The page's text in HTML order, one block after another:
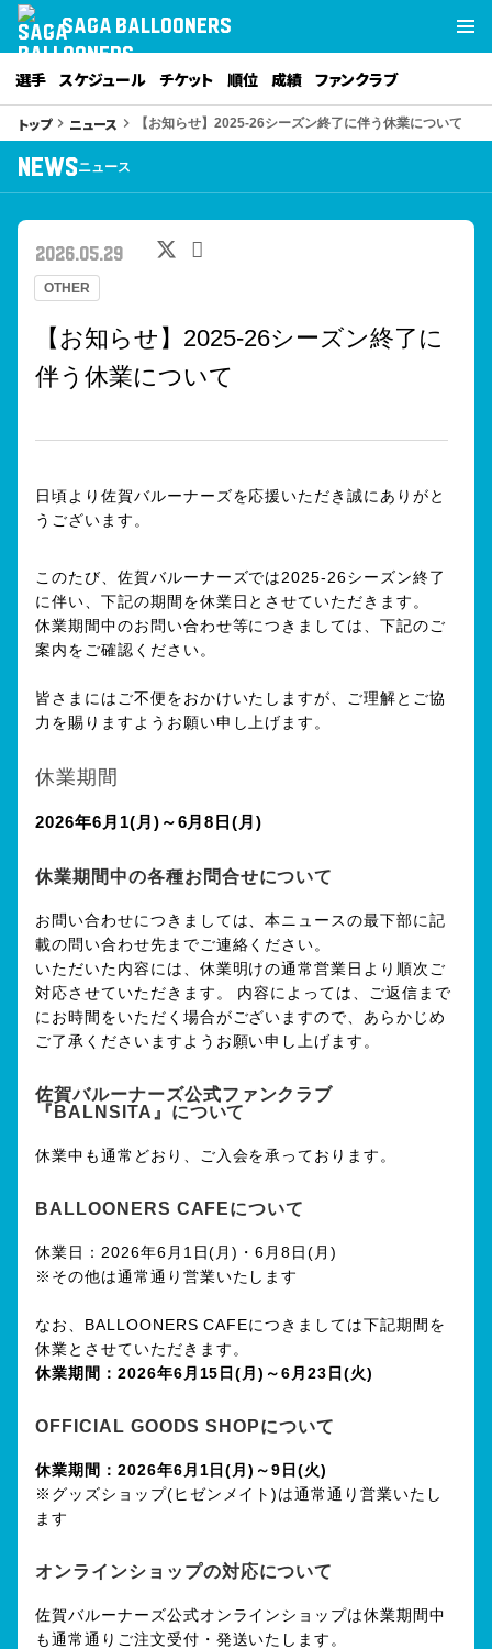
SAGA BALLOONERS
選手 スケジュール チケット 順位 成績 ファンクラブ
トップkeyboard_arrow_right ニュース keyboard_arrow_right 【お知らせ】2025-26シーズン終了に伴う休業について
NEWSニュース
OTHER
2026.05.29
【お知らせ】2025-26シーズン終了に
伴う休業について
日頃より佐賀バルーナーズを応援いただき誠にありがと
うございます。
このたび、佐賀バルーナーズでは2025-26シーズン終了
に伴い、下記の期間を休業日とさせていただきます。
休業期間中のお問い合わせ等につきましては、下記のご
案内をご確認ください。
皆さまにはご不便をおかけいたしますが、ご理解とご協
力を賜りますようお願い申し上げます。
休業期間
2026年6月1(月)～6月8日(月)
休業期間中の各種お問合せについて
お問い合わせにつきましては、本ニュースの最下部に記
載の問い合わせ先までご連絡ください。
いただいた内容には、休業明けの通常営業日より順次ご
対応させていただきます。 内容によっては、ご返信まで
にお時間をいただく場合がございますので、あらかじめ
ご了承くださいますようお願い申し上げます。
佐賀バルーナーズ公式ファンクラブ
『BALNSITA』について
休業中も通常どおり、ご入会を承っております。
BALLOONERS CAFEについて
休業日：2026年6月1日(月)・6月8日(月)
※その他は通常通り営業いたします
なお、BALLOONERS CAFEにつきましては下記期間を
休業とさせていただきます。
休業期間：2026年6月15日(月)～6月23日(火)
OFFICIAL GOODS SHOPについて
休業期間：2026年6月1日(月)～9日(火)
※グッズショップ(ヒゼンメイト)は通常通り営業いたし
ます
オンラインショップの対応について
佐賀バルーナーズ公式オンラインショップは休業期間中
も通常通りご注文受付・発送いたします。